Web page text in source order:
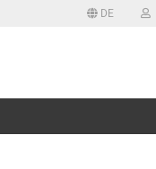
DE